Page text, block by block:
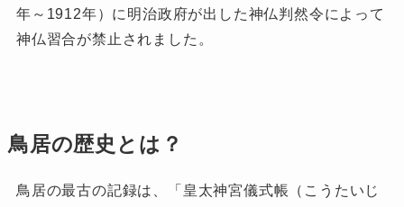
年～1912年）に明治政府が出した神仏判然令によって
神仏習合が禁止されました。
鳥居の歴史とは？
鳥居の最古の記録は、「皇太神宮儀式帳（こうたいじ